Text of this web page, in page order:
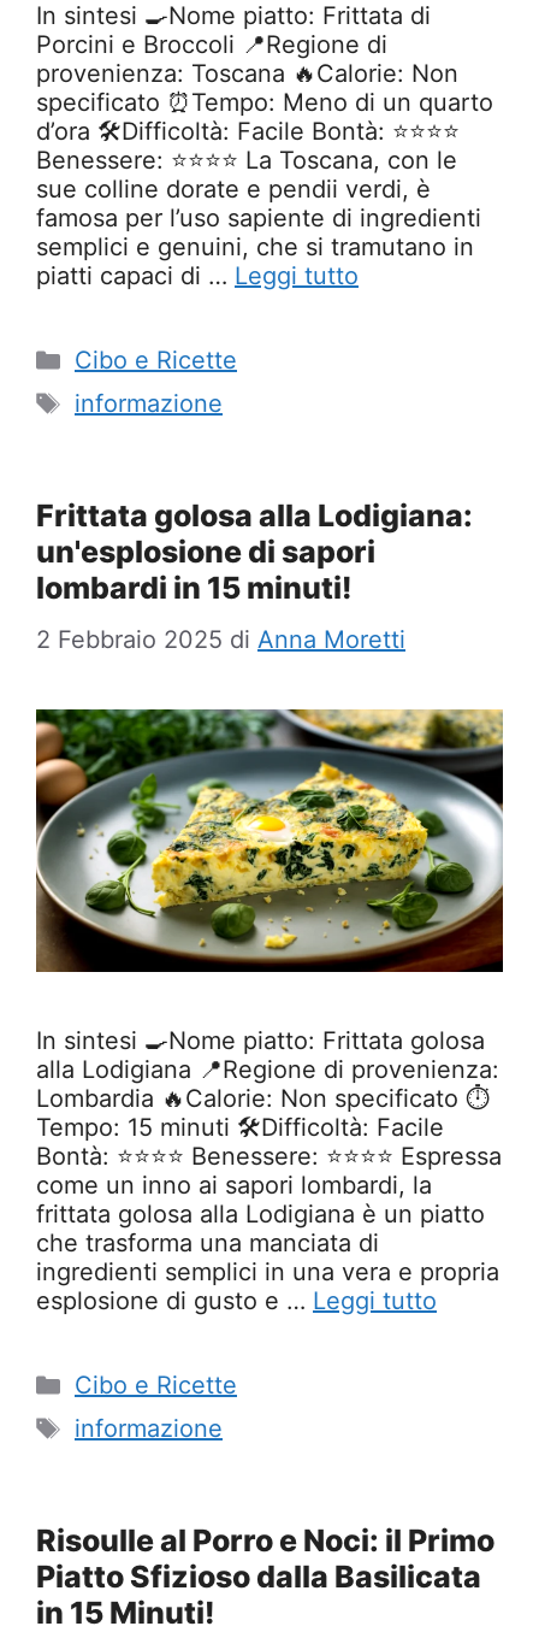
In sintesi 🍳Nome piatto: Frittata di
Porcini e Broccoli 📍Regione di
provenienza: Toscana 🔥Calorie: Non
specificato ⏰Tempo: Meno di un quarto
d’ora 🛠️Difficoltà: Facile Bontà: ⭐⭐⭐⭐
Benessere: ⭐⭐⭐⭐ La Toscana, con le
sue colline dorate e pendii verdi, è
famosa per l’uso sapiente di ingredienti
semplici e genuini, che si tramutano in
piatti capaci di … Leggi tutto
Categorie
Cibo e Ricette
Tag
informazione
Frittata golosa alla Lodigiana:
un'esplosione di sapori
lombardi in 15 minuti!
2 Febbraio 2025 di Anna Moretti
In sintesi 🍳Nome piatto: Frittata golosa
alla Lodigiana 📍Regione di provenienza:
Lombardia 🔥Calorie: Non specificato ⏱️
Tempo: 15 minuti 🛠️Difficoltà: Facile
Bontà: ⭐⭐⭐⭐ Benessere: ⭐⭐⭐⭐ Espressa
come un inno ai sapori lombardi, la
frittata golosa alla Lodigiana è un piatto
che trasforma una manciata di
ingredienti semplici in una vera e propria
esplosione di gusto e … Leggi tutto
Categorie
Cibo e Ricette
Tag
informazione
Risoulle al Porro e Noci: il Primo
Piatto Sfizioso dalla Basilicata
in 15 Minuti!